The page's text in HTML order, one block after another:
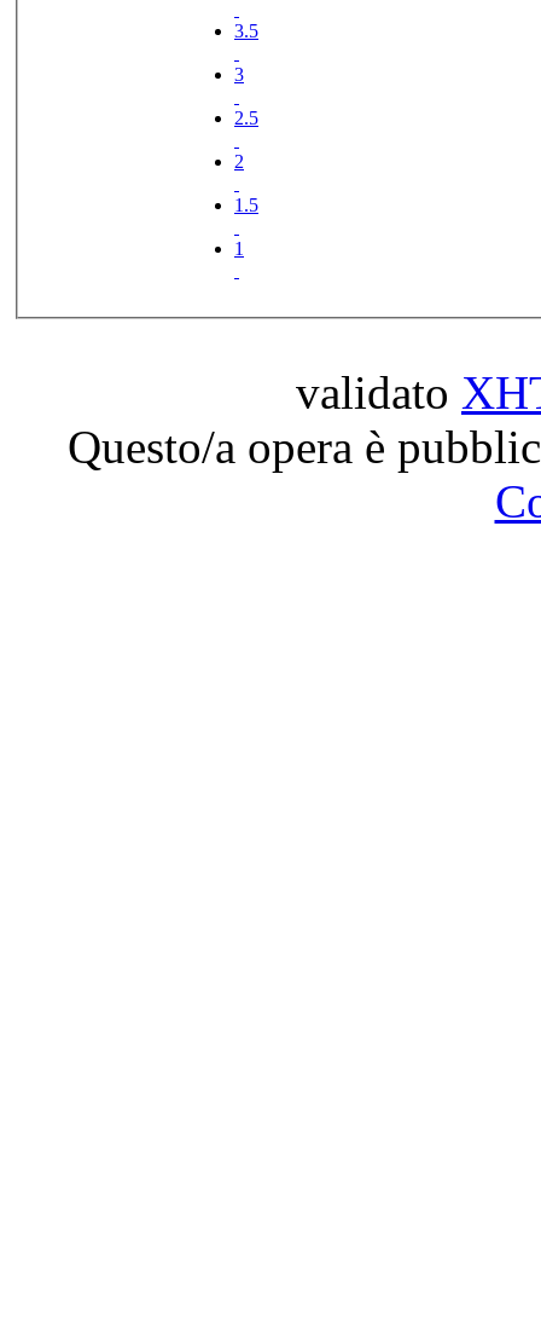
3.5
3
2.5
2
1.5
1
validato
Questo/a opera è